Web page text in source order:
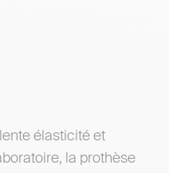
élasticité et
la prothèse